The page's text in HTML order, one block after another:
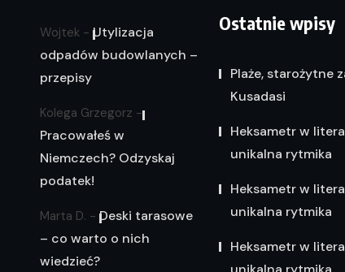
Wojtek - Utylizacja
odpadów budowlanych –
przepisy
Kolega Grzegorz -
Pracowałeś w
Niemczech? Odzyskaj
podatek!
Marta D. - Deski tarasowe
– co warto o nich
wiedzieć?
Ostatnie wpisy
Plaże, starożytne
Kusadasi
Heksametr w
unikalna rytmika
Heksametr w
unikalna rytmika
Heksametr w